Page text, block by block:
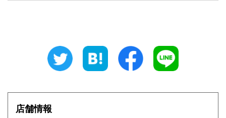
2,180円 静岡県
2,180円 三重県
滋賀県 2,310円 京都府 2,310円
大阪府
店舗情報